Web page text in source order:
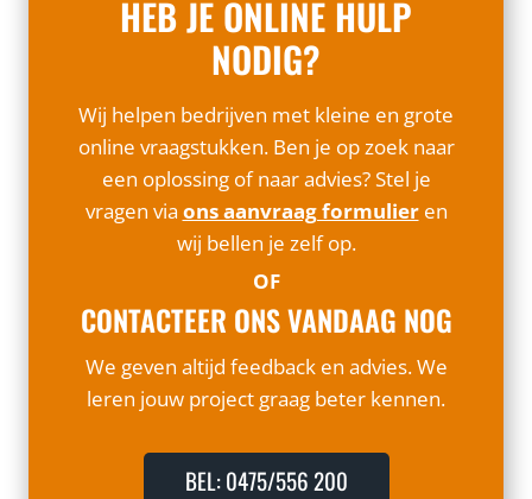
HEB JE ONLINE HULP
NODIG?
Wij helpen bedrijven met kleine en grote
online vraagstukken. Ben je op zoek naar
een oplossing of naar advies? Stel je
vragen via ons aanvraag formulieren
wij bellen je zelf op.
OF
CONTACTEER ONS VANDAAG NOG
We geven altijd feedback en advies. We
leren jouw project graag beter kennen.
BEL: 0475/556 200